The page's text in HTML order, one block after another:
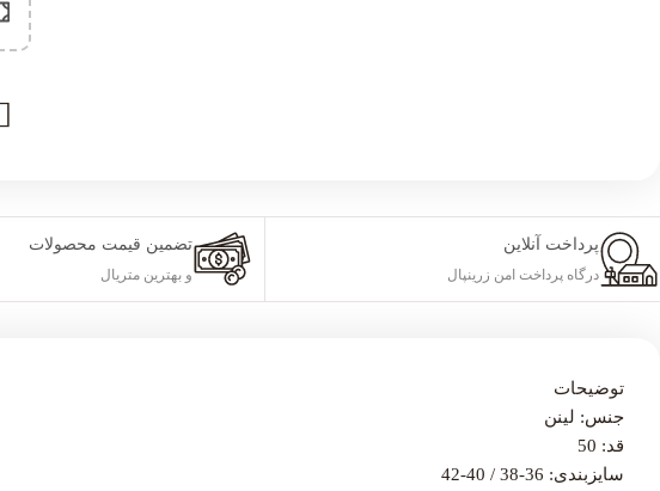
پرداخت آنلاین
درگاه پرداخت امن زرینپال
تضمین قیمت محصولات
و بهترین متریال
توضیحات
جنس: لینن
قد: 50
سایزبندی: 36-38 / 40-42